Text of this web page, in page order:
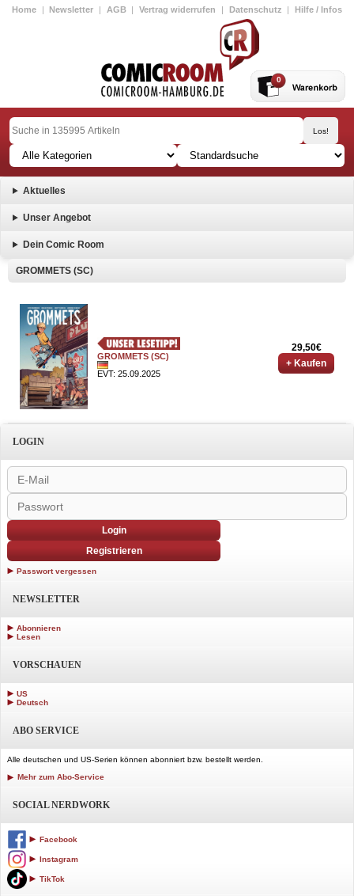
Home | Newsletter | AGB | Vertrag widerrufen | Datenschutz | Hilfe / Infos
0
Aktuelles
Unser Angebot
Dein Comic Room
GROMMETS (SC)
GROMMETS (SC)
EVT: 25.09.2025
29,50€
+ Kaufen
LOGIN
Login
Registrieren
Passwort vergessen
NEWSLETTER
Abonnieren
Lesen
VORSCHAUEN
US
Deutsch
ABO SERVICE
Alle deutschen und US-Serien können abonniert bzw. bestellt werden.
Mehr zum Abo-Service
SOCIAL NERDWORK
Facebook
Instagram
TikTok